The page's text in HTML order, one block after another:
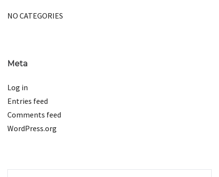
NO CATEGORIES
Meta
Log in
Entries feed
Comments feed
WordPress.org